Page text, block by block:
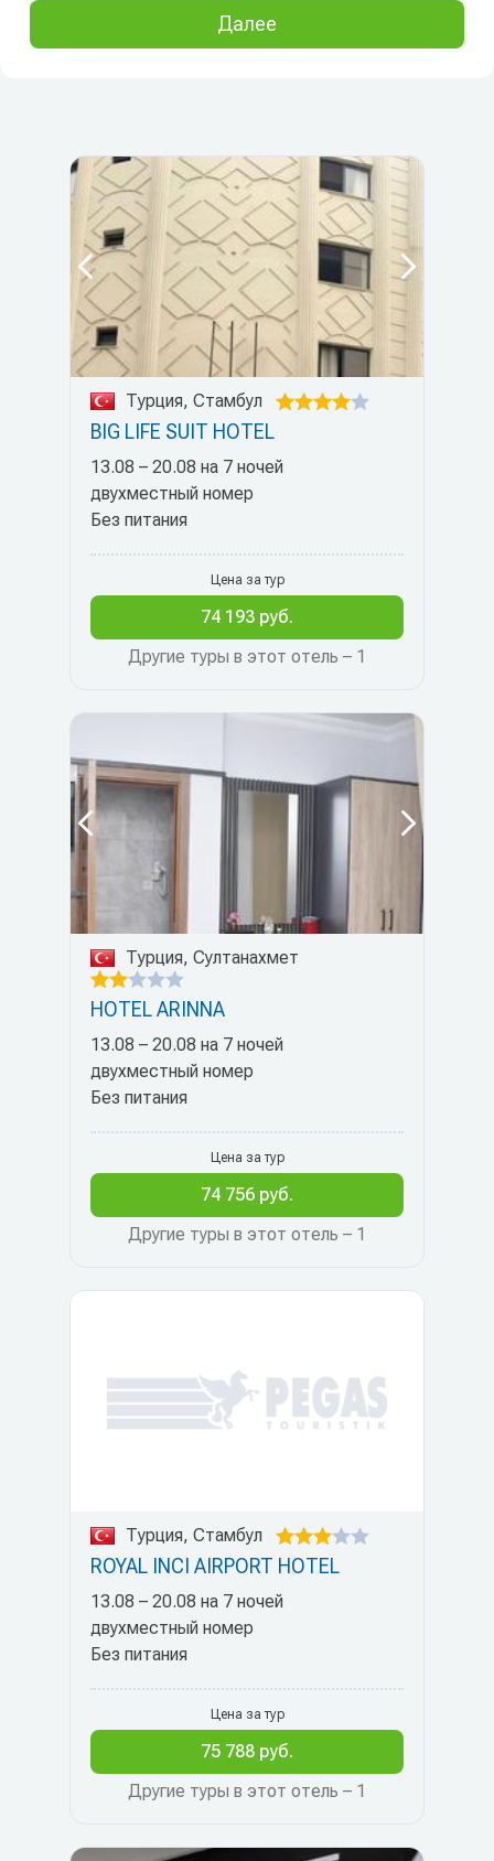
Далее
Турция, Стамбул
BIG LIFE SUIT HOTEL
13.08 – 20.08 на 7 ночей
двухместный номер
Без питания
Другие туры в этот отель – 1
Цена за тур
74 193 руб.
Турция, Султанахмет
HOTEL ARINNA
13.08 – 20.08 на 7 ночей
двухместный номер
Без питания
Другие туры в этот отель – 1
Цена за тур
74 756 руб.
Турция, Стамбул
ROYAL INCI AIRPORT HOTEL
13.08 – 20.08 на 7 ночей
двухместный номер
Без питания
Другие туры в этот отель – 1
Цена за тур
75 788 руб.